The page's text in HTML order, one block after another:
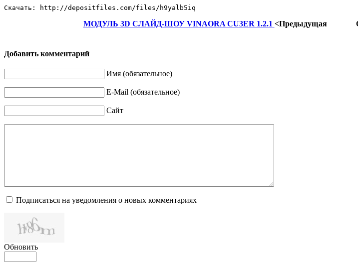
Скачать: http://depositfiles.com/files/h9yalb5iq
МОДУЛЬ 3D СЛАЙД-ШОУ VINAORA CU3ER 1.2.1 <Предыдущая
Добавить комментарий
Имя (обязательное)
E-Mail (обязательное)
Сайт
Подписаться на уведомления о новых комментариях
Обновить